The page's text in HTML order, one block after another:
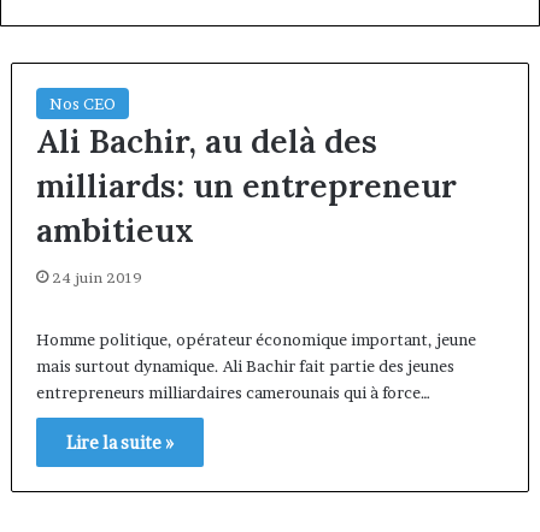
Nos CEO
Ali Bachir, au delà des
milliards: un entrepreneur
ambitieux
24 juin 2019
Homme politique, opérateur économique important, jeune
mais surtout dynamique. Ali Bachir fait partie des jeunes
entrepreneurs milliardaires camerounais qui à force…
Lire la suite »